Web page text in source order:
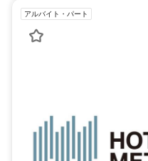
アルバイト・パート